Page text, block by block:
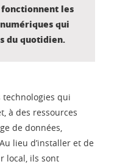
les
qui
du quotidien.
qui
à des ressources
de données,
lieu d’installer et de
local, ils sont